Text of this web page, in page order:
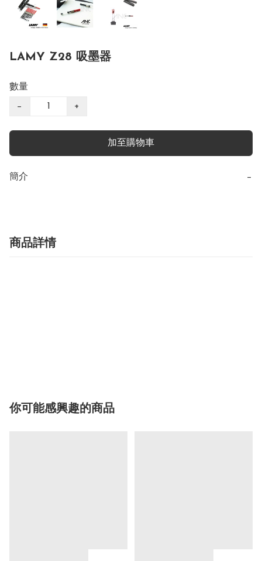
LAMY Z28 吸墨器
數量
− +
加至購物車
簡介 −
商品詳情
你可能感興趣的商品